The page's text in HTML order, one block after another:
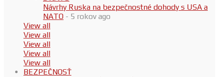
Návrhy Ruska na bezpečnostné dohody s USA a
NATO - 5 rokov ago
View all
View all
View all
View all
View all
BEZPEČNOSŤ